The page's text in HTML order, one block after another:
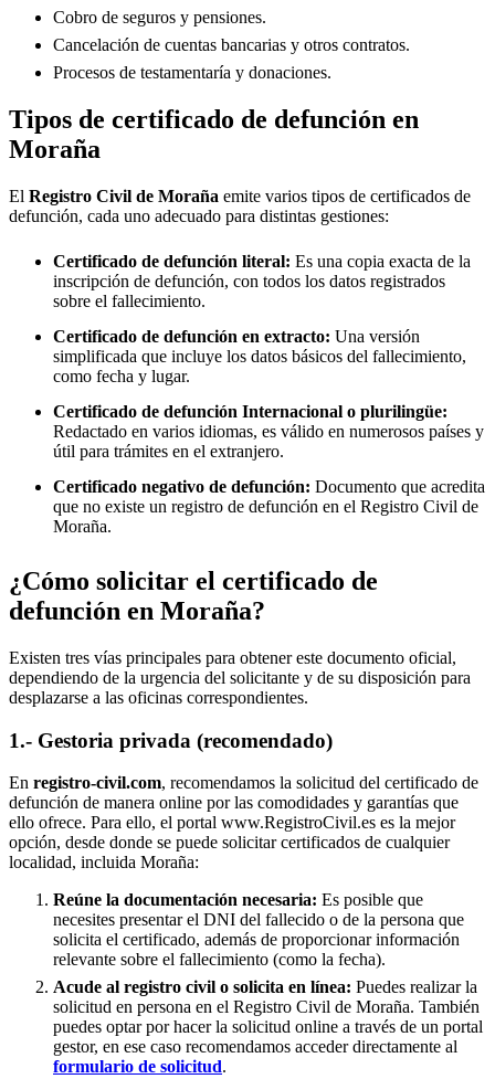
Cobro de seguros y pensiones.
Cancelación de cuentas bancarias y otros contratos.
Procesos de testamentaría y donaciones.
Tipos de certificado de defunción en
Moraña
El Registro Civil de Moraña emite varios tipos de certificados de
defunción, cada uno adecuado para distintas gestiones:
Certificado de defunción literal: Es una copia exacta de la
inscripción de defunción, con todos los datos registrados
sobre el fallecimiento.
Certificado de defunción en extracto: Una versión
simplificada que incluye los datos básicos del fallecimiento,
como fecha y lugar.
Certificado de defunción Internacional o plurilingüe:
Redactado en varios idiomas, es válido en numerosos países y
útil para trámites en el extranjero.
Certificado negativo de defunción: Documento que acredita
que no existe un registro de defunción en el Registro Civil de
Moraña.
¿Cómo solicitar el certificado de
defunción en Moraña?
Existen tres vías principales para obtener este documento oficial,
dependiendo de la urgencia del solicitante y de su disposición para
desplazarse a las oficinas correspondientes.
1.- Gestoria privada (recomendado)
En registro-civil.com, recomendamos la solicitud del certificado de
defunción de manera online por las comodidades y garantías que
ello ofrece. Para ello, el portal www.RegistroCivil.es es la mejor
opción, desde donde se puede solicitar certificados de cualquier
localidad, incluida Moraña:
Reúne la documentación necesaria: Es posible que
necesites presentar el DNI del fallecido o de la persona que
solicita el certificado, además de proporcionar información
relevante sobre el fallecimiento (como la fecha).
Acude al registro civil o solicita en línea: Puedes realizar la
solicitud en persona en el Registro Civil de Moraña. También
puedes optar por hacer la solicitud online a través de un portal
gestor, en ese caso recomendamos acceder directamente al
formulario de solicitud.